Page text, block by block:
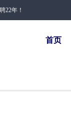
22年！
首页